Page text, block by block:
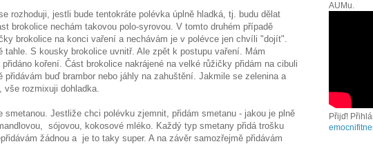
rozhoduji, jestli bude tentokráte polévka úplně hladká, tj. budu dělat
brokolice nechám takovou polo-syrovou. V tomto druhém případě
brokolice na konci vaření a nechávám je v polévce jen chvíli "dojít".
tahle. S kousky brokolice uvnitř. Ale zpět k postupu vaření. Mám
koření. Část brokolice nakrájené na velké růžičky přidám na cibuli
přidávám buď brambor nebo jáhly na zahuštění. Jakmile se zelenina a
vše rozmixuji dohladka.
smetanou. Jestliže chci polévku zjemnit, přidám smetanu - jakou je plně
sójovou, kokosové mléko. Každý typ smetany přidá trošku
žádnou a je to taky super. A na závěr samozřejmě přidávám
AUMu.
Přijď!